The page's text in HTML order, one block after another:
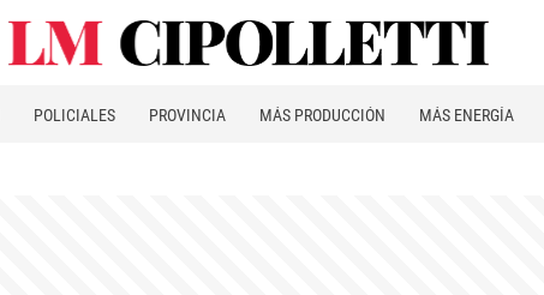
POLICIALES PROVINCIA MÁS PRODUCCIÓN MÁS ENERGÍA